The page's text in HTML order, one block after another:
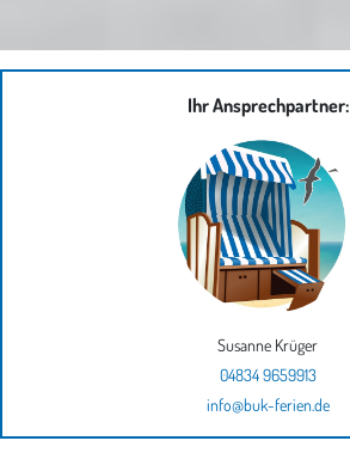
Ihr Ansprechpartner:
Susanne Krüger
04834 9659913
info@buk-ferien.de